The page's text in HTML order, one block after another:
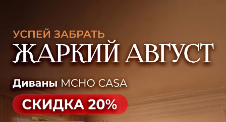
Контакты
Оплата и доставка
+7 (958) 202-41-41
+7 (499) 916-60-66
+7 (932) 021-99-97
Sales@skyliving.ru
Ежедневно, с 10:00 до 21:00
Telegram и YouTube ограничены на территории РФ
(на основании ФЗ-149 "Об информации")